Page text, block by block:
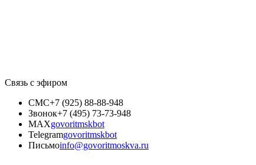
Связь с эфиром
СМС+7 (925) 88-88-948
Звонок+7 (495) 73-73-948
MAXgovoritmskbot
Telegramgovoritmskbot
Письмоinfo@govoritmoskva.ru